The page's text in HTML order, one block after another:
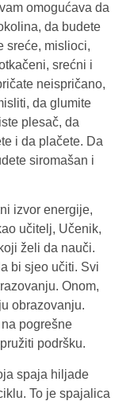
omogućava da
da budete
sreće, mislioci,
srećni i
neispričano,
da glumite
plesač, da
i da plačete. Da
siromašan i
izvor energije,
učitelj, Učenik,
želi da nauči.
bi sjeo učiti. Svi
Onom,
obrazovanju.
pogrešne
podršku.
spaja hiljade
To je spajalica